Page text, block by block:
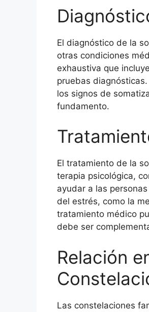
El diagnóstico de la
otras condiciones
exhaustiva que
pruebas
los signos de
fundamento.
El tratamiento de la
terapia psicológica,
ayudar a las
del estrés, como la
tratamiento médico
debe ser
Relación
Las constelaciones